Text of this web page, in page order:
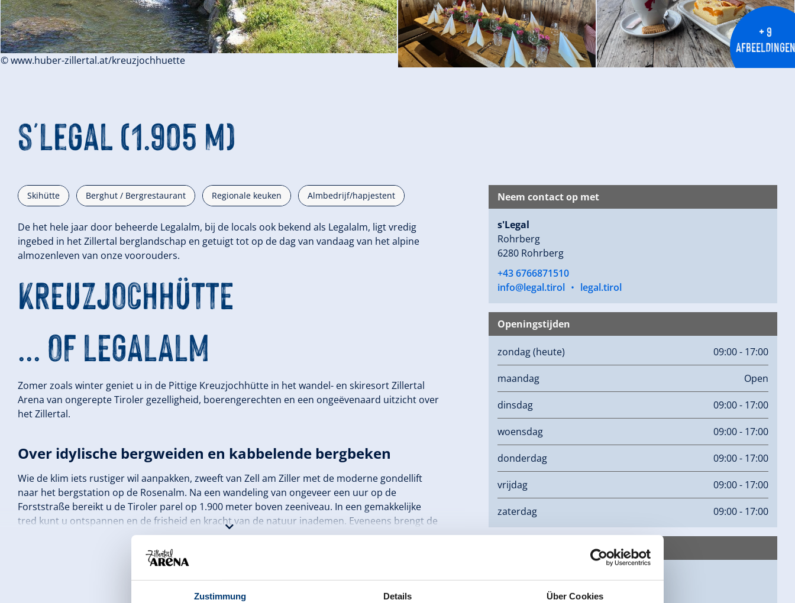
Zustimmung Details Über Cookies
© www.huber-zillertal.at/kreuzjochhuette
+ 9
AFBEELDINGEN
s'Legal (1.905 m)
Skihütte Berghut / Bergrestaurant Regionale keuken Almbedrijf/hapjestent
De het hele jaar door beheerde Legalalm, bij de locals ook bekend als Legalalm, ligt vredig
ingebed in het Zillertal berglandschap en getuigt tot op de dag van vandaag van het alpine
almozenleven van onze voorouders.
KREUZJOCHHÜTTE
... OF LEGALALM
Zomer zoals winter geniet u in de Pittige Kreuzjochhütte in het wandel- en skiresort Zillertal
Arena van ongerepte Tiroler gezelligheid, boerengerechten en een ongeëvenaard uitzicht over
het Zillertal.
Over idylische bergweiden en kabbelende bergbeken
Wie de klim iets rustiger wil aanpakken, zweeft van Zell am Ziller met de moderne gondellift
naar het bergstation op de Rosenalm. Na een wandeling van ongeveer een uur op de
Forststraße bereikt u de Tiroler parel op 1.900 meter boven zeeniveau. In een gemakkelijke
tred kunt u ontspannen en de frisheid en kracht van de natuur inademen. Eveneens brengt de
idyllische Forststraße u vanaf Gasthof Talblick op Distelberg in ongeveer 45 minuten naar de
Neem contact op met
s'Legal
Rohrberg
6280 Rohrberg
+43 6766871510
info@legal.tirol • legal.tirol
Openingstijden
zondag(heute) 09:00 - 17:00
maandag Open
dinsdag 09:00 - 17:00
woensdag 09:00 - 17:00
donderdag 09:00 - 17:00
vrijdag 09:00 - 17:00
zaterdag 09:00 - 17:00
360 Grad Ansicht